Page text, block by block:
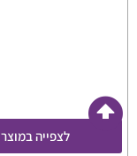
לצפייה במוצר